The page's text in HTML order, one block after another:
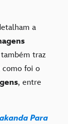
a
traz
como foi o
, entre
Para